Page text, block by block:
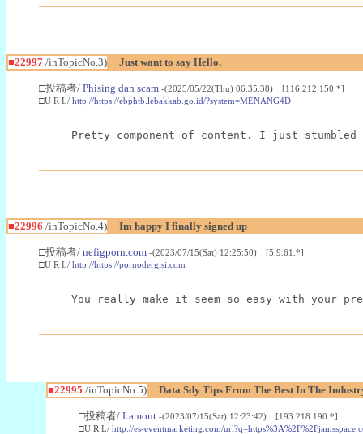
■22997 /inTopicNo.3) Just want to say Hello.
□投稿者/ Phising dan scam -(2025/05/22(Thu) 06:35:38) [116.212.150.*]
□U R L/ http://https://ebphtb.lebakkab.go.id/?system=MENANG4D
Pretty component of content. I just
■22996 /inTopicNo.4) Im happy I finally signed up
□投稿者/ nefigporn.com -(2023/07/15(Sat) 12:25:50) [5.9.61.*]
□U R L/ http://https://pornodergisi.com
You really make it seem so easy with your
■22995 /inTopicNo.5) Data Sdy Tips From The Best In The
□投稿者/ Lamont -(2023/07/15(Sat) 12:23:42) [193.218.190.*]
□U R L/ http://es-eventmarketing.com/